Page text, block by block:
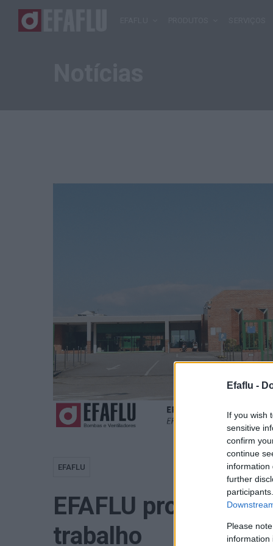
Efaflu -
If you wish
sensitive
confirm
continue
information
further
Please
information
EFAFLU
EFAFLU promove
trabalho